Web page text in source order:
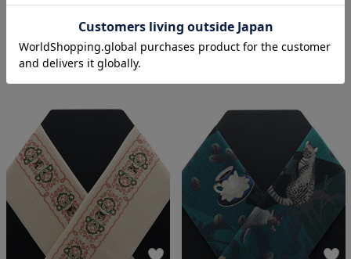
5.0（1）
￥3,850 (税込)
この商品をコーデする
5.0
￥3,850(税込)